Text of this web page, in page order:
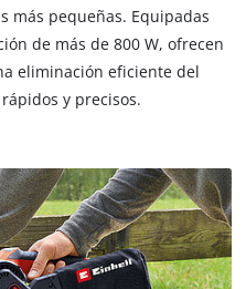
más pequeñas. Equipadas
de más de 800 W, ofrecen
eliminación eficiente del
y precisos.